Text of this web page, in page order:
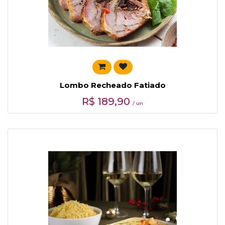
Lombo Recheado Fatiado
R$ 189,90 / un